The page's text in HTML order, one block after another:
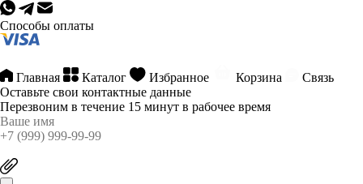
Способы оплаты
Главная Каталог Избранное Корзина
Связь
Оставьте свои контактные данные
Перезвоним в течение 15 минут в рабочее время